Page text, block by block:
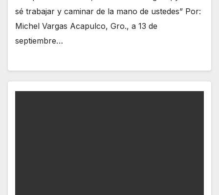
sé trabajar y caminar de la mano de ustedes” Por:
Michel Vargas Acapulco, Gro., a 13 de
septiembre…